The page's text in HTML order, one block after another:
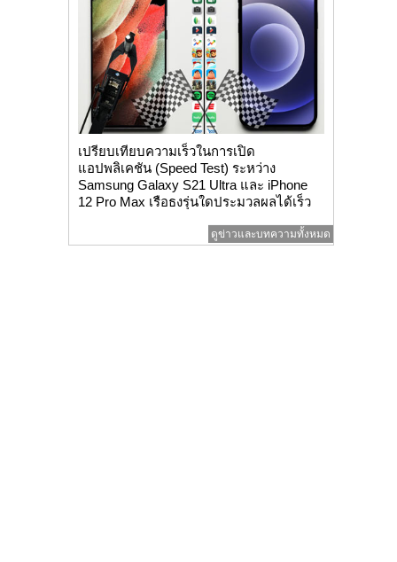
เปรียบเทียบความเร็วในการเปิด
แอปพลิเคชัน (Speed Test) ระหว่าง
Samsung Galaxy S21 Ultra และ iPhone
12 Pro Max เรือธงรุ่นใดประมวลผลได้เร็ว
ดูข่าวและบทความทั้งหมด